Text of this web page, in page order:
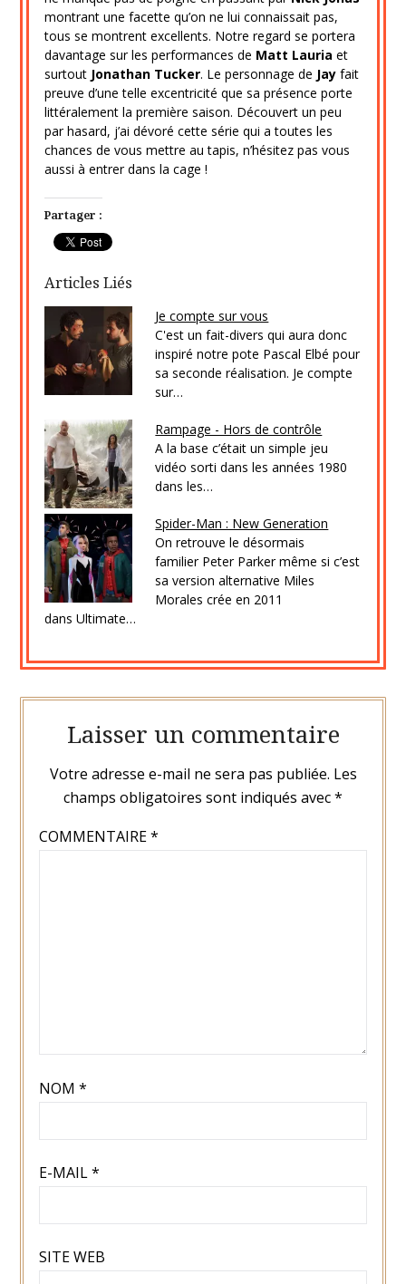
montrant une facette qu’on ne lui connaissait pas,
tous se montrent excellents. Notre regard se portera
davantage sur les performances de Matt Lauria et
surtout Jonathan Tucker. Le personnage de Jay fait
preuve d’une telle excentricité que sa présence porte
littéralement la première saison. Découvert un peu
par hasard, j’ai dévoré cette série qui a toutes les
chances de vous mettre au tapis, n’hésitez pas vous
aussi à entrer dans la cage !
Partager :
Articles Liés
Je compte sur vous
C'est un fait-divers qui aura donc
inspiré notre pote Pascal Elbé pour
sa seconde réalisation. Je compte
sur…
Rampage - Hors de contrôle
A la base c’était un simple jeu
vidéo sorti dans les années 1980
dans les…
Spider-Man : New Generation
On retrouve le désormais
familier Peter Parker même si c’est
sa version alternative Miles
Morales crée en 2011
dans Ultimate…
Laisser un commentaire
Votre adresse e-mail ne sera pas publiée. Les
champs obligatoires sont indiqués avec*
COMMENTAIRE*
NOM *
E-MAIL*
SITE WEB